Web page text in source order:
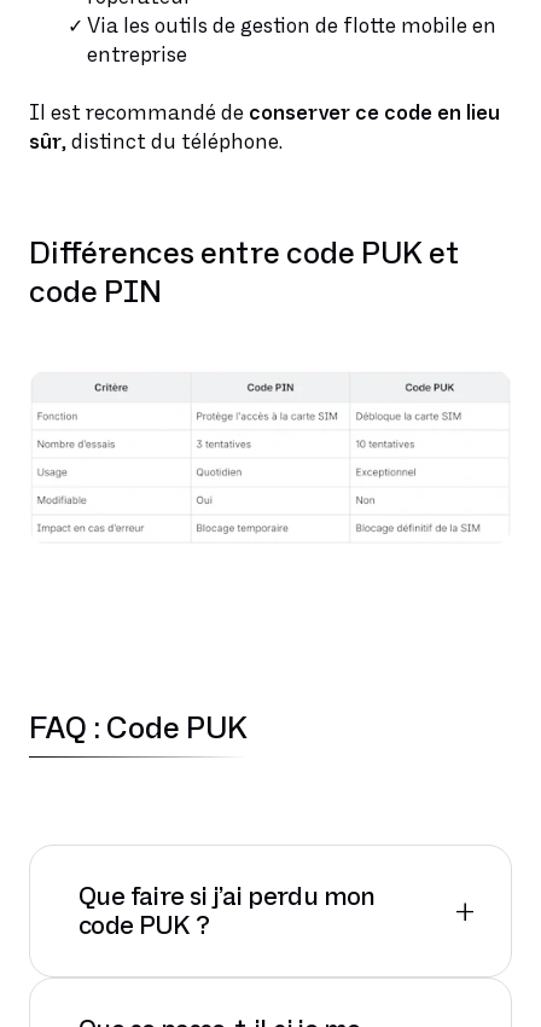
Via les outils de gestion de flotte mobile en
entreprise
Il est recommandé de conserver ce code en lieu
sûr, distinct du téléphone.
Différences entre code PUK et
code PIN
FAQ : Code PUK
Que faire si j’ai perdu mon
code PUK ?
+